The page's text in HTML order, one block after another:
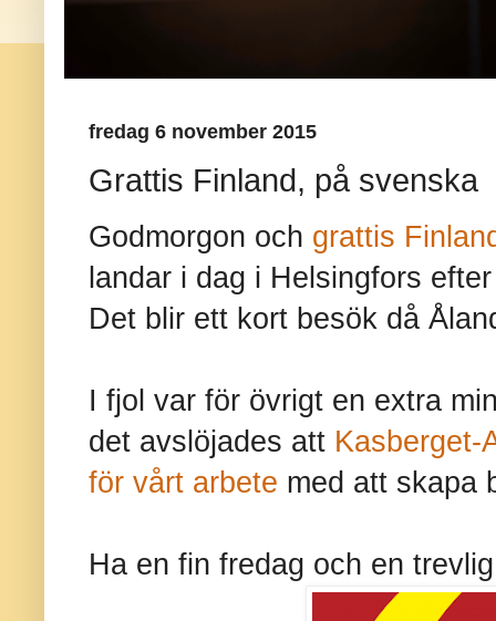
fredag 6 november 2015
Grattis Finland, på svenska
Godmorgon och grattis
landar i dag i Helsingfors
Det blir ett kort besök då
I fjol var för övrigt en extra
det avslöjades att Kasberget-
för vårt arbete med att skapa
Ha en fin fredag och en